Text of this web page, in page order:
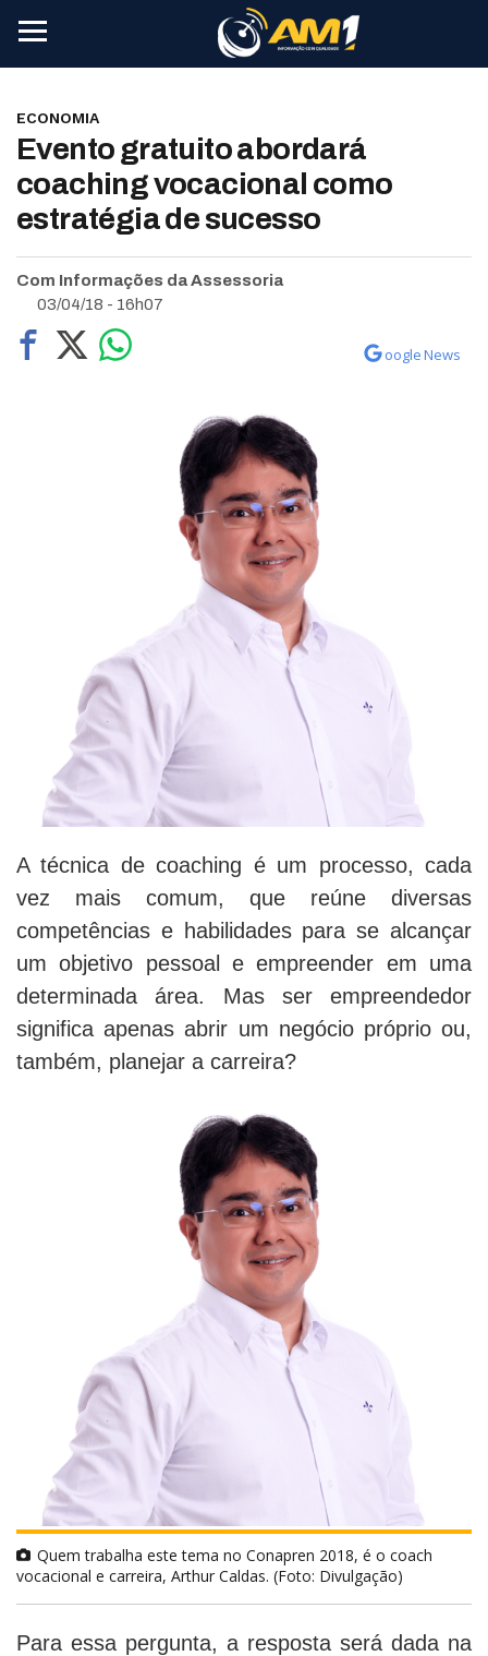
ECONOMIA
Evento gratuito abordará
coaching vocacional como
estratégia de sucesso
Com Informações da Assessoria
03/04/18 - 16h07
oogle News
A técnica de coaching é um processo, cada
vez mais comum, que reúne diversas
competências e habilidades para se alcançar
um objetivo pessoal e empreender em uma
determinada área. Mas ser empreendedor
significa apenas abrir um negócio próprio ou,
também, planejar a carreira?
Quem trabalha este tema no Conapren 2018, é o coach
vocacional e carreira, Arthur Caldas. (Foto: Divulgação)
Para essa pergunta, a resposta será dada na